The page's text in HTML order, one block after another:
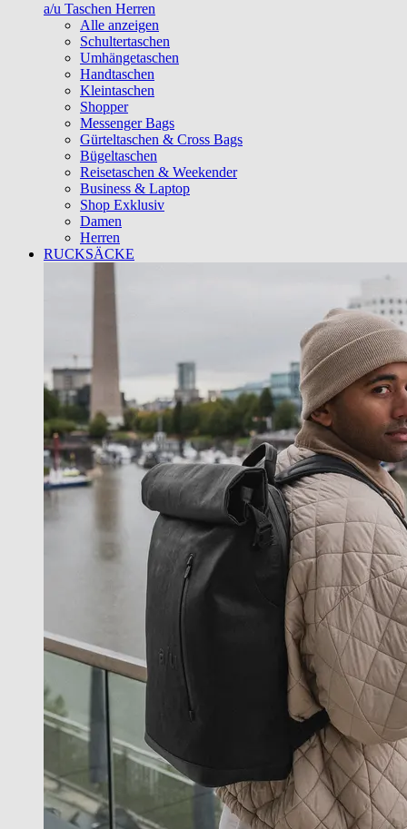
a/u Taschen Herren
Alle anzeigen
Schultertaschen
Umhängetaschen
Handtaschen
Kleintaschen
Shopper
Messenger Bags
Gürteltaschen & Cross Bags
Bügeltaschen
Reisetaschen & Weekender
Business & Laptop
Shop Exklusiv
Damen
Herren
RUCKSÄCKE